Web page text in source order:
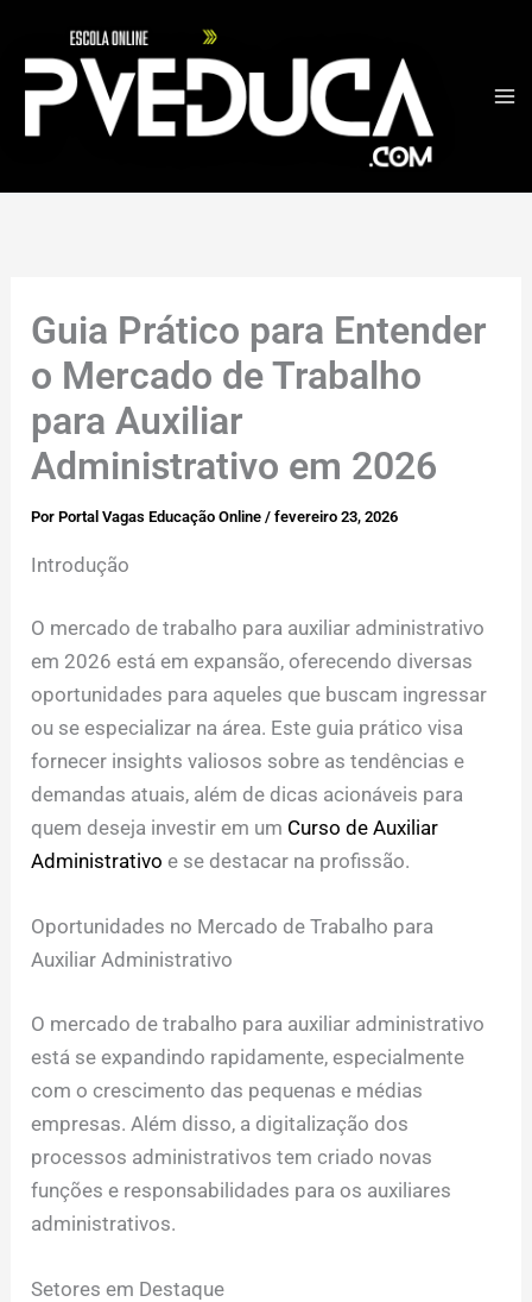
Guia Prático para Entender
o Mercado de Trabalho
para Auxiliar
Administrativo em 2026
PorPortal Vagas Educação Online/fevereiro 23, 2026
Introdução
O mercado de trabalho para auxiliar administrativo
em 2026 está em expansão, oferecendo diversas
oportunidades para aqueles que buscam ingressar
ou se especializar na área. Este guia prático visa
fornecer insights valiosos sobre as tendências e
demandas atuais, além de dicas acionáveis para
quem deseja investir em um Curso de Auxiliar
Administrativo e se destacar na profissão.
Oportunidades no Mercado de Trabalho para
Auxiliar Administrativo
O mercado de trabalho para auxiliar administrativo
está se expandindo rapidamente, especialmente
com o crescimento das pequenas e médias
empresas. Além disso, a digitalização dos
processos administrativos tem criado novas
funções e responsabilidades para os auxiliares
administrativos.
Setores em Destaque